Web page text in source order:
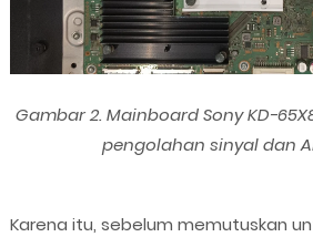
Gambar 2. Mainboard Sony KD-
pengolahan sinyal dan
Karena itu, sebelum memutuskan